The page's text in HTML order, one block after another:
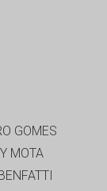
GOMES
MOTA